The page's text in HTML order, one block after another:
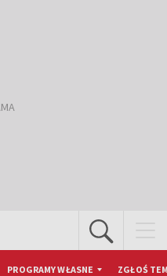
PROGRAMY WŁASNE ZGŁOŚ